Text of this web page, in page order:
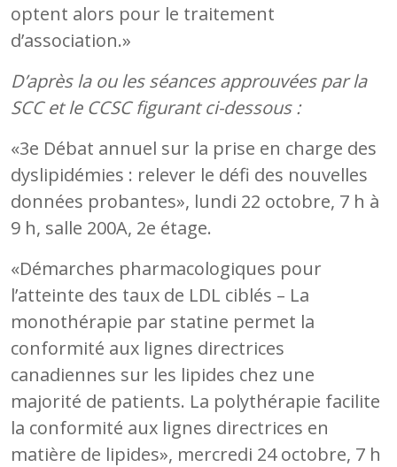
optent alors pour le traitement
d’association.»
D’après la ou les séances approuvées par la
SCC et le CCSC figurant ci-dessous :
«3e Débat annuel sur la prise en charge des
dyslipidémies : relever le défi des nouvelles
données probantes», lundi 22 octobre, 7 h à
9 h, salle 200A, 2e étage.
«Démarches pharmacologiques pour
l’atteinte des taux de LDL ciblés – La
monothérapie par statine permet la
conformité aux lignes directrices
canadiennes sur les lipides chez une
majorité de patients. La polythérapie facilite
la conformité aux lignes directrices en
matière de lipides», mercredi 24 octobre, 7 h